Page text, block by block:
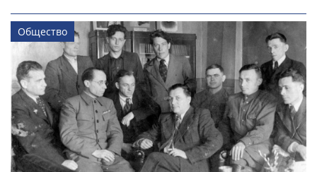
Общество